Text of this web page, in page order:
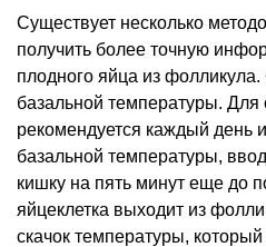
Существует несколько
получить более точную
плодного яйца из
базальной температуры.
рекомендуется каждый день
базальной температуры,
кишку на пять минут еще до
яйцеклетка выходит из
скачок температуры,